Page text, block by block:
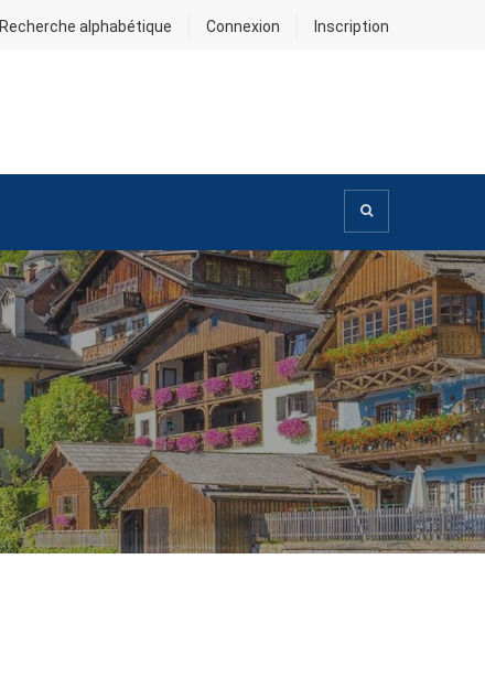
Recherche alphabétique Connexion Inscription